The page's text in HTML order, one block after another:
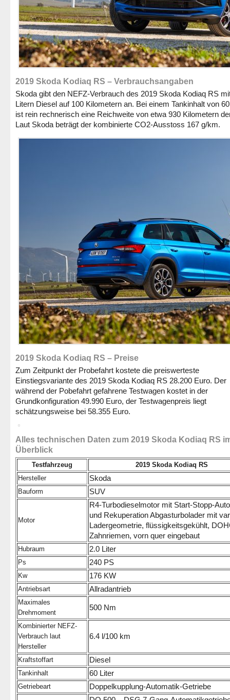
2019 Skoda Kodiaq RS – Verbrauchsangaben
Skoda gibt den NEFZ-Verbrauch des 2019 Skoda Kodiaq RS
Litern Diesel auf 100 Kilometern an. Bei einem Tankinhalt von
ist rein rechnerisch eine Reichweite von etwa 930 Kilometern
Laut Skoda beträgt der kombinierte CO2-Ausstoss 167 g/km.
2019 Skoda Kodiaq RS – Preise
Zum Zeitpunkt der Probefahrt kostete die preiswerteste
Einstiegsvariante des 2019 Skoda Kodiaq RS 28.200 Euro. Der
während der Pobefahrt gefahrene Testwagen kostet in der
Grundkonfiguration 49.990 Euro, der Testwagenpreis liegt
schätzungsweise bei 58.355 Euro.
Alles technischen Daten zum 2019 Skoda Kodiaq RS
Überblick
Testfahrzeug
2019 Skoda Kodiaq RS
Hersteller
Skoda
Bauform SUV
Motor
R4-Turbodieselmotor mit Start-Stopp-
und Rekuperation Abgasturbolader mit
Ladergeometrie, flüssigkeitsgekühlt,
Zahnriemen, vorn quer eingebaut
Hubraum 2.0 Liter
Ps 240 PS
Kw 176 KW
Antriebsart Allradantrieb
Maximales
Drehmoment
500 Nm
Kombinierter NEFZ-
Verbrauch laut
Hersteller
6.4 l/100 km
Kraftstoffart Diesel
Tankinhalt 60 Liter
Getriebeart
Doppelkupplung-Automatik-Getriebe